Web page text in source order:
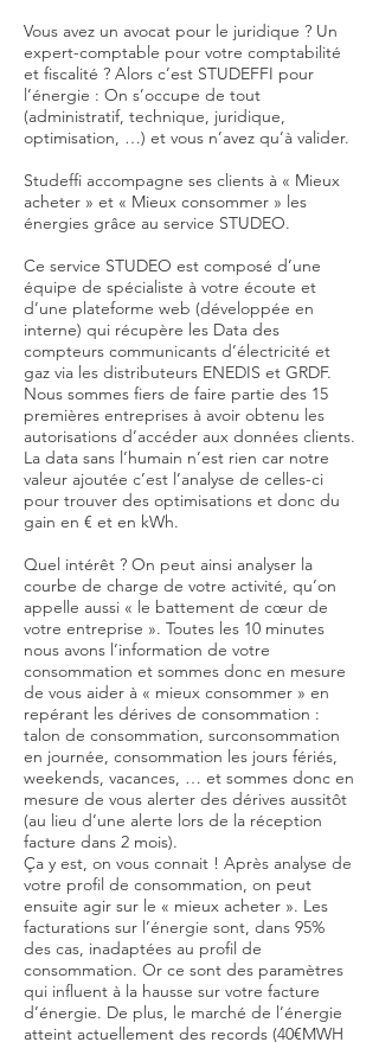
Vous avez un avocat pour le juridique ? Un
expert-comptable pour votre comptabilité
et fiscalité ? Alors c’est STUDEFFI pour
l’énergie : On s’occupe de tout
(administratif, technique, juridique,
optimisation, …) et vous n’avez qu’à valider.
Studeffi accompagne ses clients à « Mieux
acheter » et « Mieux consommer » les
énergies grâce au service STUDEO.
Ce service STUDEO est composé d’une
équipe de spécialiste à votre écoute et
d’une plateforme web (développée en
interne) qui récupère les Data des
compteurs communicants d’électricité et
gaz via les distributeurs ENEDIS et GRDF.
Nous sommes fiers de faire partie des 15
premières entreprises à avoir obtenu les
autorisations d’accéder aux données clients.
La data sans l’humain n’est rien car notre
valeur ajoutée c’est l’analyse de celles-ci
pour trouver des optimisations et donc du
gain en € et en kWh.
Quel intérêt ? On peut ainsi analyser la
courbe de charge de votre activité, qu’on
appelle aussi « le battement de cœur de
votre entreprise ». Toutes les 10 minutes
nous avons l’information de votre
consommation et sommes donc en mesure
de vous aider à « mieux consommer » en
repérant les dérives de consommation :
talon de consommation, surconsommation
en journée, consommation les jours fériés,
weekends, vacances, … et sommes donc en
mesure de vous alerter des dérives aussitôt
(au lieu d’une alerte lors de la réception
facture dans 2 mois).
Ça y est, on vous connait ! Après analyse de
votre profil de consommation, on peut
ensuite agir sur le « mieux acheter ». Les
facturations sur l’énergie sont, dans 95%
des cas, inadaptées au profil de
consommation. Or ce sont des paramètres
qui influent à la hausse sur votre facture
d’énergie. De plus, le marché de l’énergie
atteint actuellement des records (40€MWH